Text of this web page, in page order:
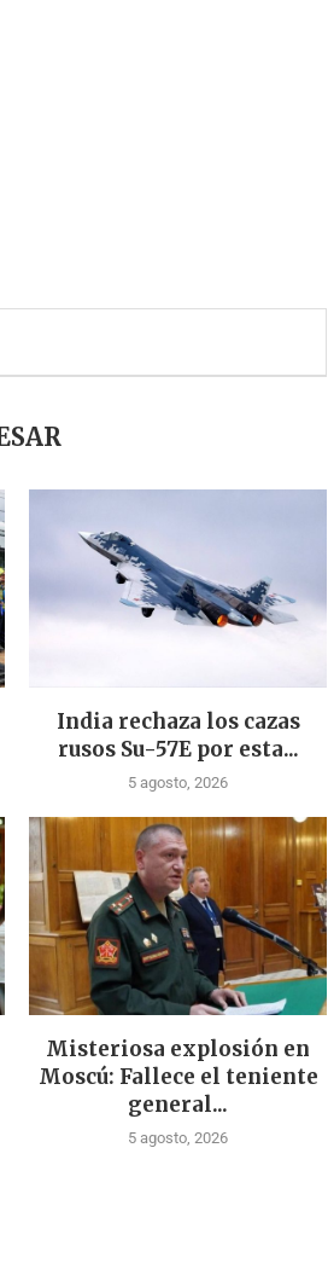
India rechaza los cazas
rusos Su-57E por esta...
5 agosto, 2026
Misteriosa explosión en
Moscú: Fallece el teniente
general...
5 agosto, 2026